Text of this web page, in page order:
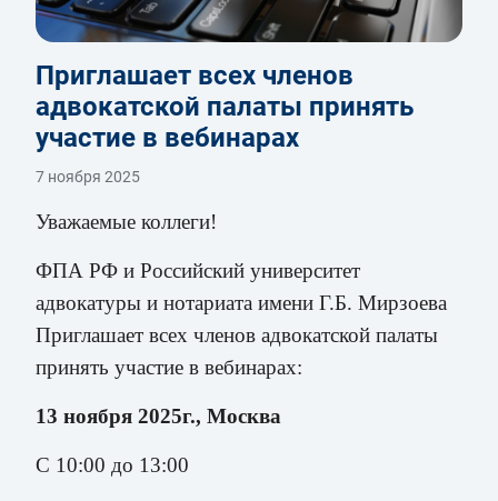
Приглашает всех членов
адвокатской палаты принять
участие в вебинарах
7 ноября 2025
Уважаемые коллеги!
ФПА РФ и Российский университет
адвокатуры и нотариата имени Г.Б. Мирзоева
Приглашает всех членов адвокатской палаты
принять участие в вебинарах:
13 ноября 2025г., Москва
С 10:00 до 13:00